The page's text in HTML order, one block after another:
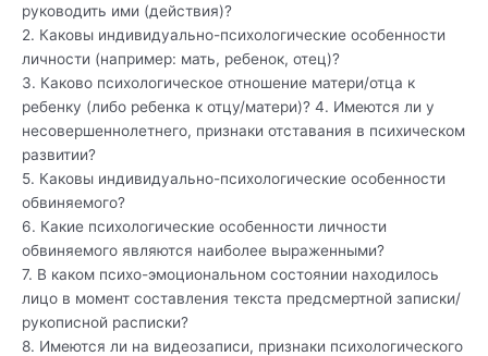
руководить ими (действия)?
2. Каковы индивидуально-психологические особенности
личности (например: мать, ребенок, отец)?
3. Каково психологическое отношение матери/отца к
ребенку (либо ребенка к отцу/матери)? 4. Имеются ли у
несовершеннолетнего, признаки отставания в психическом
развитии?
5. Каковы индивидуально-психологические особенности
обвиняемого?
6. Какие психологические особенности личности
обвиняемого являются наиболее выраженными?
7. В каком психо-эмоциональном состоянии находилось
лицо в момент составления текста предсмертной записки/
рукописной расписки?
8. Имеются ли на видеозаписи, признаки психологического